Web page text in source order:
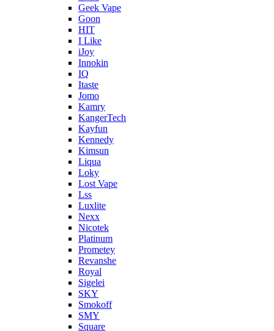
Geek Vape
Goon
HIT
I Like
iJoy
Innokin
IQ
Itaste
Jomo
Kamry
KangerTech
Kayfun
Kennedy
Kimsun
Liqua
Loky
Lost Vape
Lss
Luxlite
Nexx
Nicotek
Platinum
Prometey
Revanshe
Royal
Sigelei
SKY
Smokoff
SMY
Square